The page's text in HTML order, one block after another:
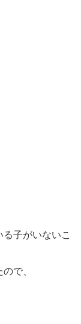
子がいないこ
で、